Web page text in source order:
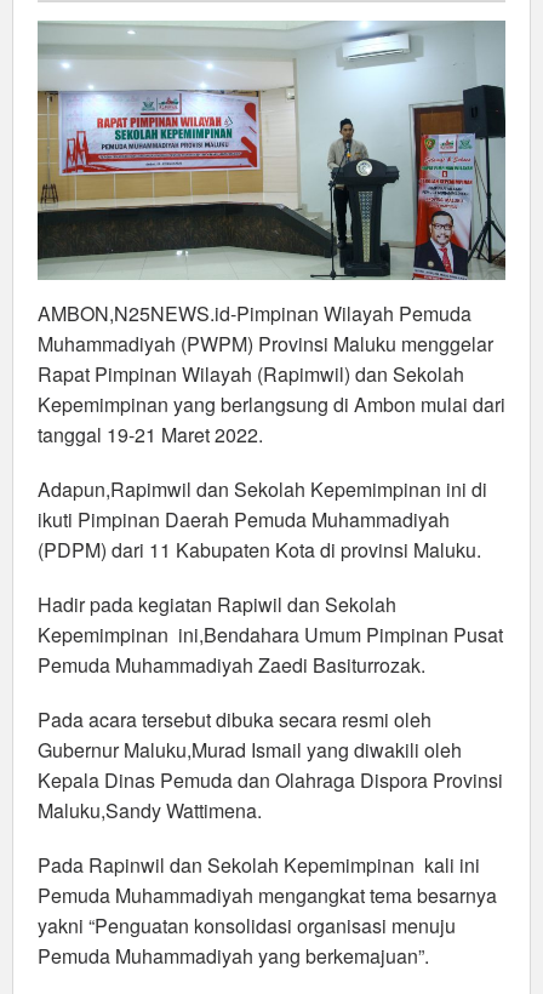
Kepemimpinan
AMBON,N25NEWS.id-Pimpinan Wilayah Pemuda
Muhammadiyah (PWPM) Provinsi Maluku menggelar
Rapat Pimpinan Wilayah (Rapimwil) dan Sekolah
Kepemimpinan yang berlangsung di Ambon mulai dari
tanggal 19-21 Maret 2022.
Adapun,Rapimwil dan Sekolah Kepemimpinan ini di
ikuti Pimpinan Daerah Pemuda Muhammadiyah
(PDPM) dari 11 Kabupaten Kota di provinsi Maluku.
Hadir pada kegiatan Rapiwil dan Sekolah
Kepemimpinan ini,Bendahara Umum Pimpinan Pusat
Pemuda Muhammadiyah Zaedi Basiturrozak.
Pada acara tersebut dibuka secara resmi oleh
Gubernur Maluku,Murad Ismail yang diwakili oleh
Kepala Dinas Pemuda dan Olahraga Dispora Provinsi
Maluku,Sandy Wattimena.
Pada Rapinwil dan Sekolah Kepemimpinan kali ini
Pemuda Muhammadiyah mengangkat tema besarnya
yakni “Penguatan konsolidasi organisasi menuju
Pemuda Muhammadiyah yang berkemajuan”.